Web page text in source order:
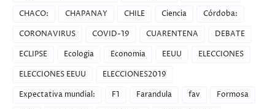
CHACO:
CHAPANAY CHILE Ciencia
Córdoba:
CORONAVIRUS
COVID-19 CUARENTENA
DEBATE
ECLIPSE
Ecologia Economia EEUU
ELECCIONES
ELECCIONES EEUU
ELECCIONES2019
Expectativa mundial:
F1 Farandula fav
Formosa